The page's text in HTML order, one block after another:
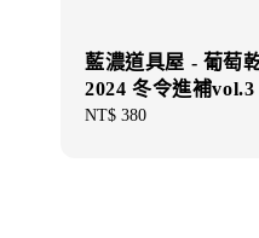
藍濃道具屋 - 葡萄
2024 冬令進補
Regular
NT$ 380